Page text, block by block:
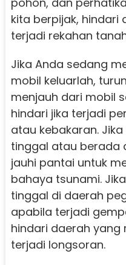
kita berpijak, hindari
terjadi rekahan
Jika Anda sedang
mobil keluarlah,
menjauh dari mobil
hindari jika terjadi
atau kebakaran. Jika
tinggal atau berada
jauhi pantai untuk
bahaya tsunami.
tinggal di daerah
apabila terjadi
hindari daerah yang
terjadi longsoran.